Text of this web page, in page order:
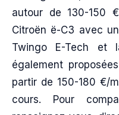
autour de 130-150
Citroën ë-C3 avec
Twingo E-Tech et
également
partir de 150-180 €/
cours. Pour